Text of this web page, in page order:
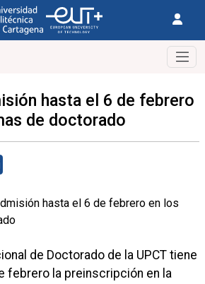
hasta el 6 de febrero
de doctorado
de Doctorado de la UPCT tiene
febrero la preinscripción en la